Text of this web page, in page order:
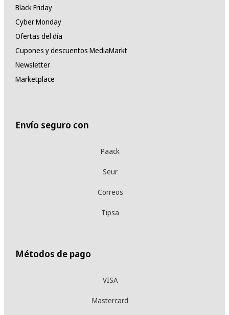
Black Friday
Cyber Monday
Ofertas del día
Cupones y descuentos MediaMarkt
Newsletter
Marketplace
Envío seguro con
Paack
Seur
Correos
Tipsa
Métodos de pago
VISA
Mastercard